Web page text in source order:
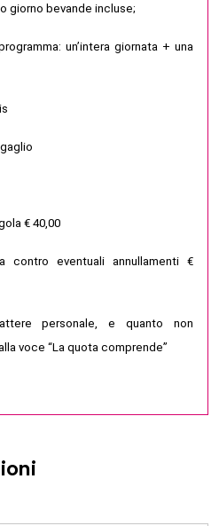
giorno bevande incluse;
un’intera giornata + una
€ 40,00
contro eventuali annullamenti €
personale, e quanto non
voce “La quota comprende”